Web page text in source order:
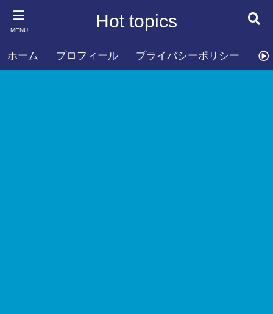
MENU Hot topics
ホーム プロフィール プライバシーポリシー お